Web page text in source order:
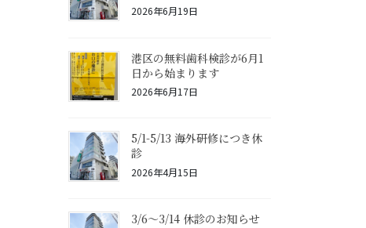
2026年6月19日
港区の無料歯科検診が6月1
日から始まります
2026年6月17日
5/1-5/13 海外研修につき休
診
2026年4月15日
3/6〜3/14 休診のお知らせ